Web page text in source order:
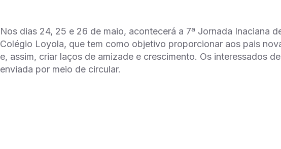
Nos dias 24, 25 e 26 de maio, acontecerá a 7ª Jornada Inaciana
Colégio Loyola, que tem como objetivo proporcionar aos pais
e, assim, criar laços de amizade e crescimento. Os interessados
enviada por meio de circular.